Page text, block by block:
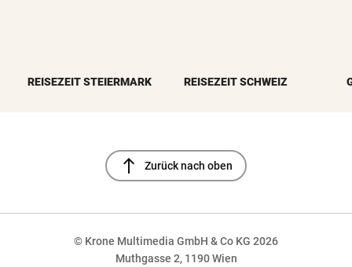
REISEZEIT STEIERMARK REISEZEIT SCHWEIZ
north Zurück nach oben
© Krone Multimedia GmbH & Co KG 2026
Muthgasse 2, 1190 Wien